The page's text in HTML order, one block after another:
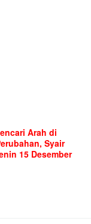
Arah di
Syair
15 Desember